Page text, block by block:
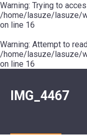
MOT
DE
LA
MINORITÉ
18
:
ASSOCIATION
COULÉE
DOUCE
LE
CCAS
LA
POLICE
SÉCURITÉ
/
RISQUES
MAJEURS
ASSOCIATIONS
POUR
CAMPING-
CARS
TENTES
CARAVANES
LA
HALTE
FLUVIALE
LA
SUZE
Warning: Trying to
/home/lasuze/lasuze/
on line 16
Warning: Attempt to
/home/lasuze/lasuze/
on line 16
IMG_4467